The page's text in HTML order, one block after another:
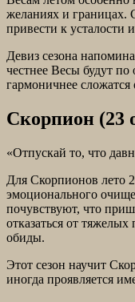
желаниях и границах.
привести к усталости
Девиз сезона
честнее Весы будут
гармоничнее
Скорпион (23
«Отпускай то, что
Для Скорпионов лето
эмоционального
почувствуют, что
отказаться от
обиды.
Этот сезон научит
иногда проявляется